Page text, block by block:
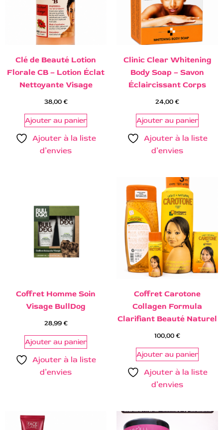
Clé de Beauté Lotion
Florale CB – Lotion Éclat
Nettoyante Visage
38,00€
Ajouter au panier
Ajouter à la liste
d’envies
Clinic Clear Whitening
Body Soap – Savon
Éclaircissant Corps
24,00€
Ajouter au panier
Ajouter à la liste
d’envies
Coffret Homme Soin
Visage BullDog
28,99€
Ajouter au panier
Ajouter à la liste
d’envies
Coffret Carotone
Collagen Formula
Clarifiant Beauté Naturel
100,00€
Ajouter au panier
Ajouter à la liste
d’envies